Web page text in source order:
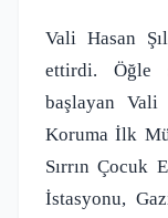
Vali Hasan
ettirdi. Öğle
başlayan Vali
Koruma İlk
Sırrın Çocuk
İstasyonu,